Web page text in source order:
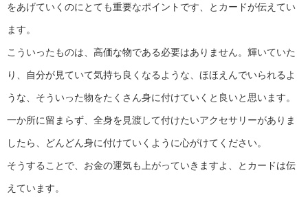
をあげていくのにとても重要なポイントです、とカードが伝えてい
ます。
こういったものは、高価な物である必要はありません。輝いていた
り、自分が見ていて気持ち良くなるような、ほほえんでいられるよ
うな、そういった物をたくさん身に付けていくと良いと思います。
一か所に留まらず、全身を見渡して付けたいアクセサリーがありま
したら、どんどん身に付けていくように心がけてください。
そうすることで、お金の運気も上がっていきますよ、とカードは伝
えています。